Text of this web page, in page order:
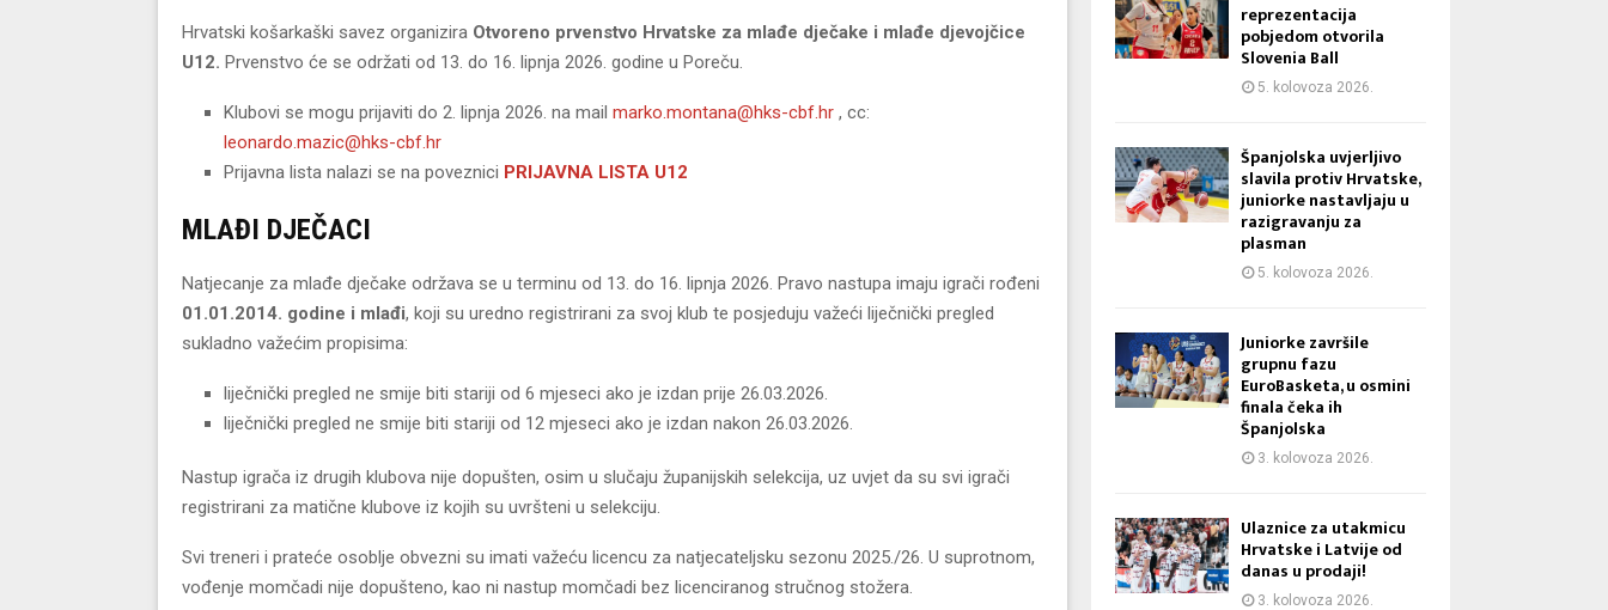
Hrvatski košarkaški savez organizira Otvoreno prvenstvo Hrvatske za mlađe dječake i mlađe djevojčice
U12. Prvenstvo će se održati od 13. do 16. lipnja 2026. godine u Poreču.
Klubovi se mogu prijaviti do 2. lipnja 2026. na mail marko.montana@hks-cbf.hr , cc:
leonardo.mazic@hks-cbf.hr
Prijavna lista nalazi se na poveznici PRIJAVNA LISTA U12
MLAĐI DJEČACI
Natjecanje za mlađe dječake održava se u terminu od 13. do 16. lipnja 2026. Pravo nastupa imaju igrači rođeni
01.01.2014. godine i mlađi, koji su uredno registrirani za svoj klub te posjeduju važeći liječnički pregled
sukladno važećim propisima:
liječnički pregled ne smije biti stariji od 6 mjeseci ako je izdan prije 26.03.2026.
liječnički pregled ne smije biti stariji od 12 mjeseci ako je izdan nakon 26.03.2026.
Nastup igrača iz drugih klubova nije dopušten, osim u slučaju županijskih selekcija, uz uvjet da su svi igrači
registrirani za matične klubove iz kojih su uvršteni u selekciju.
Svi treneri i prateće osoblje obvezni su imati važeću licencu za natjecateljsku sezonu 2025./26. U suprotnom,
vođenje momčadi nije dopušteno, kao ni nastup momčadi bez licenciranog stručnog stožera.
reprezentacija
pobjedom otvorila
Slovenia Ball
5. kolovoza 2026.
Španjolska uvjerljivo
slavila protiv Hrvatske,
juniorke nastavljaju u
razigravanju za
plasman
5. kolovoza 2026.
Juniorke završile
grupnu fazu
EuroBasketa, u osmini
finala čeka ih
Španjolska
3. kolovoza 2026.
Ulaznice za utakmicu
Hrvatske i Latvije od
danas u prodaji!
3. kolovoza 2026.